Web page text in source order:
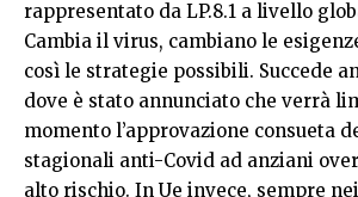
rappresentato da LP.8.1 a livello
Cambia il virus, cambiano le
così le strategie possibili. Succede
dove è stato annunciato che verrà
momento l’approvazione consueta
stagionali anti-Covid ad anziani
alto rischio. In Ue invece, sempre